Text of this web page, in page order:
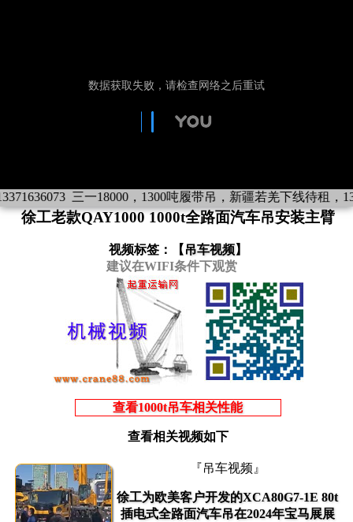
三一18000，1300吨履带吊，新疆若羌下线待租，
徐工老款QAY1000 1000t全路面汽车吊安装主臂
视频标签：【 吊车视频】
建议在WIFI条件下观赏
查看1000t吊车相关性能
查看相关视频如下
『吊车视频』
徐工为欧美客户开发的XCA80G7-1E 80t
插电式全路面汽车吊在2024年宝马展展